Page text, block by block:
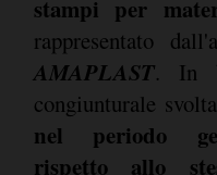
stampi per
rappresentato
AMAPLAST. In
congiunturale
nel periodo
rispetto allo